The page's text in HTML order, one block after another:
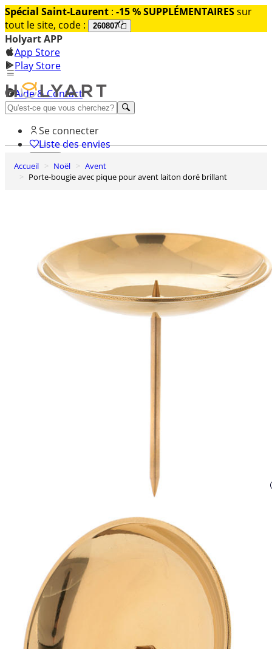
Spécial Saint-Laurent : -15 % SUPPLÉMENTAIRESsur
tout le site, code :
260807
Holyart APP
App Store
Play Store
Aide & Contact
Découvrez Premium
Se connecter
Liste des envies
0
Panier
Accueil Noël
Avent
Porte-bougie avec pique pour avent laiton doré brillant